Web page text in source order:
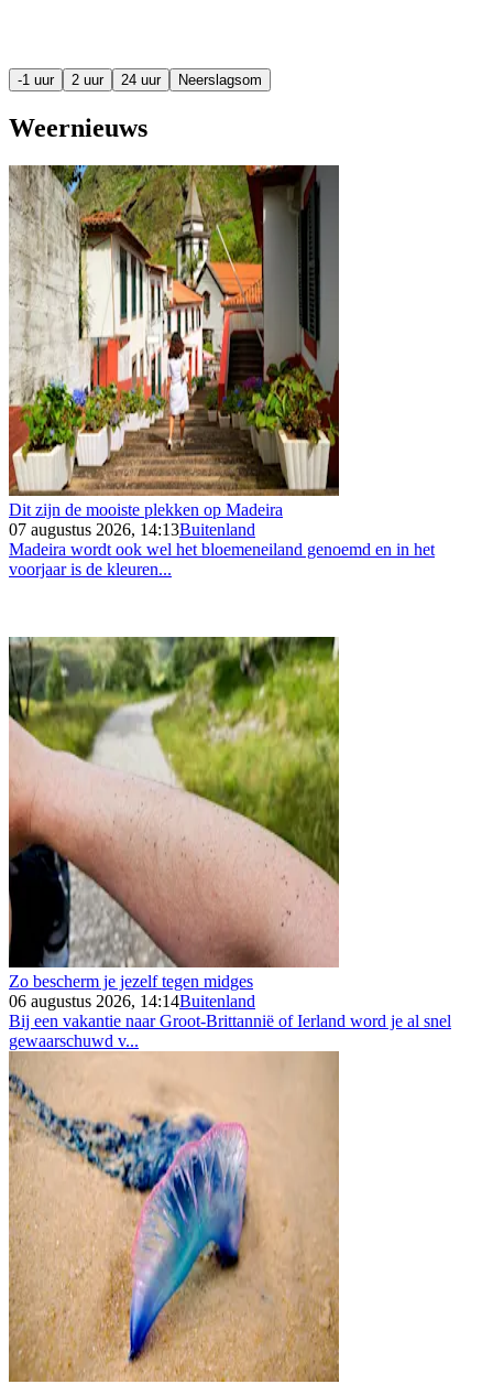
-1 uur 2 uur 24 uur Neerslagsom
Weernieuws
Dit zijn de mooiste plekken op Madeira
07 augustus 2026, 14:13Buitenland
Madeira wordt ook wel het bloemeneiland genoemd en in het
voorjaar is de kleuren...
Zo bescherm je jezelf tegen midges
06 augustus 2026, 14:14Buitenland
Bij een vakantie naar Groot-Brittannië of Ierland word je al snel
gewaarschuwd v...